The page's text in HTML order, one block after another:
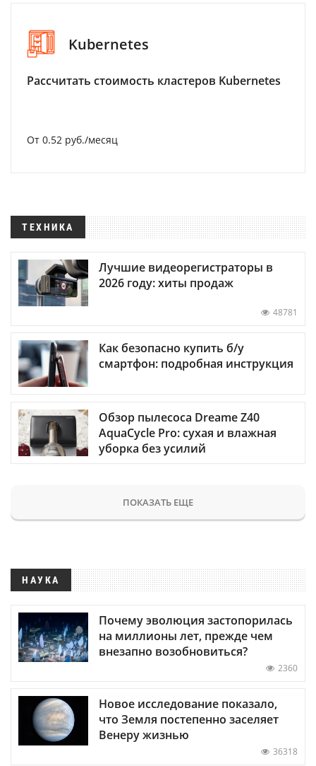
Kubernetes
Рассчитать стоимость кластеров Kubernetes
От 0.52 руб./месяц
ТЕХНИКА
Лучшие видеорегистраторы в
2026 году: хиты продаж
48781
Как безопасно купить б/у
смартфон: подробная инструкция
Обзор пылесоса Dreame Z40
AquaCycle Pro: сухая и влажная
уборка без усилий
ПОКАЗАТЬ ЕЩЕ
НАУКА
Почему эволюция застопорилась
на миллионы лет, прежде чем
внезапно возобновиться?
2360
Новое исследование показало,
что Земля постепенно заселяет
Венеру жизнью
36318